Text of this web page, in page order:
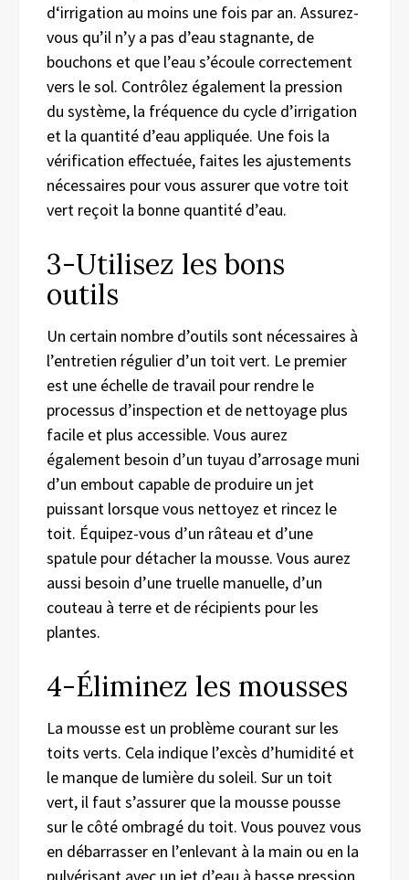
d‘irrigation au moins une fois par an. Assurez-
vous qu’il n’y a pas d’eau stagnante, de
bouchons et que l’eau s’écoule correctement
vers le sol. Contrôlez également la pression
du système, la fréquence du cycle d’irrigation
et la quantité d’eau appliquée. Une fois la
vérification effectuée, faites les ajustements
nécessaires pour vous assurer que votre toit
vert reçoit la bonne quantité d’eau.
3-Utilisez les bons
outils
Un certain nombre d’outils sont nécessaires à
l’entretien régulier d’un toit vert. Le premier
est une échelle de travail pour rendre le
processus d’inspection et de nettoyage plus
facile et plus accessible. Vous aurez
également besoin d’un tuyau d’arrosage muni
d’un embout capable de produire un jet
puissant lorsque vous nettoyez et rincez le
toit. Équipez-vous d’un râteau et d’une
spatule pour détacher la mousse. Vous aurez
aussi besoin d’une truelle manuelle, d’un
couteau à terre et de récipients pour les
plantes.
4-Éliminez les mousses
La mousse est un problème courant sur les
toits verts. Cela indique l’excès d’humidité et
le manque de lumière du soleil. Sur un toit
vert, il faut s’assurer que la mousse pousse
sur le côté ombragé du toit. Vous pouvez vous
en débarrasser en l’enlevant à la main ou en la
pulvérisant avec un jet d’eau à basse pression.